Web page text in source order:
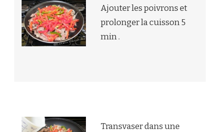
Ajouter les poivrons et
prolonger la cuisson 5
min .
Transvaser dans une